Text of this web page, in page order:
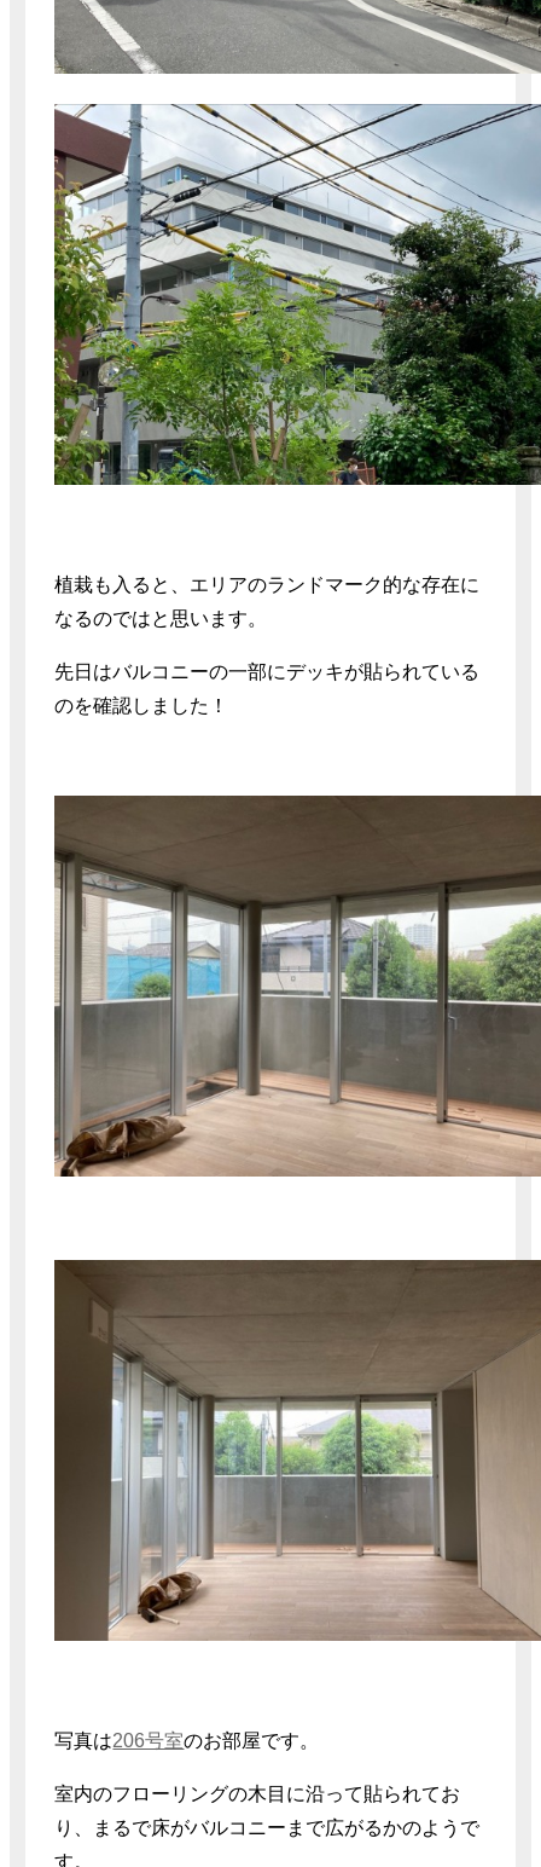
植栽も入ると、エリアのランドマーク的な存在に
なるのではと思います。
先日はバルコニーの一部にデッキが貼られている
のを確認しました！
写真は206号室のお部屋です。
室内のフローリングの木目に沿って貼られてお
り、まるで床がバルコニーまで広がるかのようで
す。